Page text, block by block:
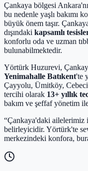
Çankaya bölgesi
bu nedenle yaşlı bakımı
büyük önem taşır.
dışındaki kapsamlı
konforlu oda ve uzman
bulunabilmektedir.
Yörtürk Huzurevi,
Yenimahalle Batıkent'te
Çayyolu, Ümitköy,
tercihi olarak 13+ yıllık
bakım ve şeffaf yönetim
“Çankaya'daki ailelerimiz
belirleyicidir. Yörtürk'te
merkezindeki konfora,